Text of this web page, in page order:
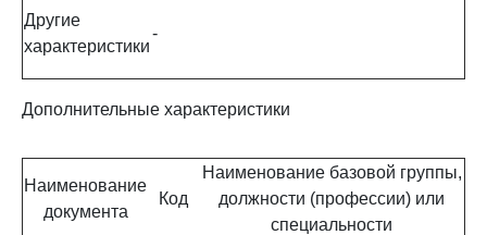
Другие
характеристики
-
Дополнительные характеристики
Наименование
документа
Код
Наименование базовой группы,
должности (профессии) или
специальности